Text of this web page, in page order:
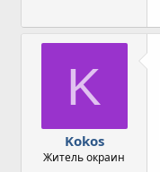
K
Kokos
Житель окраин